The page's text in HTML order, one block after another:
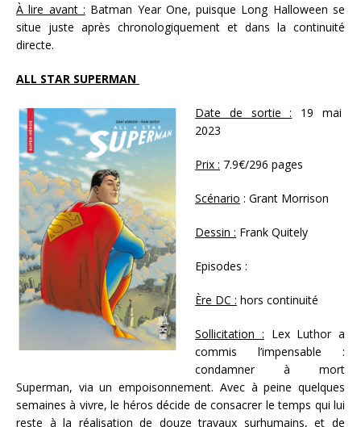
À lire avant : Batman Year One, puisque Long Halloween se
situe juste après chronologiquement et dans la continuité
directe.
ALL STAR SUPERMAN
Date de sortie : 19 mai
2023
Prix : 7.9€/296 pages
Scénario : Grant Morrison
Dessin : Frank Quitely
Episodes :
Ère DC : hors continuité
Sollicitation : Lex Luthor a
commis l’impensable :
condamner à mort
Superman, via un empoisonnement. Avec à peine quelques
semaines à vivre, le héros décide de consacrer le temps qui lui
reste à la réalisation de douze travaux surhumains, et de